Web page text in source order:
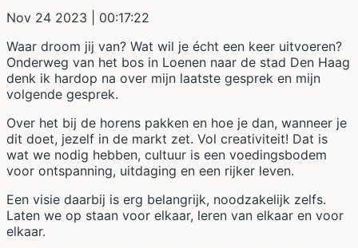
Nov 24 2023 | 00:17:22
Waar droom jij van? Wat wil je écht een keer uitvoeren?
Onderweg van het bos in Loenen naar de stad Den Haag
denk ik hardop na over mijn laatste gesprek en mijn
volgende gesprek.
Over het bij de horens pakken en hoe je dan, wanneer je
dit doet, jezelf in de markt zet. Vol creativiteit! Dat is
wat we nodig hebben, cultuur is een voedingsbodem
voor ontspanning, uitdaging en een rijker leven.
Een visie daarbij is erg belangrijk, noodzakelijk zelfs.
Laten we op staan voor elkaar, leren van elkaar en voor
elkaar.